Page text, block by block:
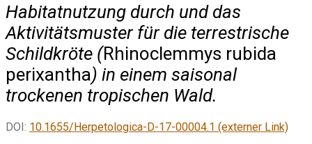
Habitatnutzung durch und das
Aktivitätsmuster für die terrestrische
Schildkröte (Rhinoclemmys rubida
perixantha) in einem saisonal
trockenen tropischen Wald.
DOI: 10.1655/Herpetologica-D-17-00004.1 (externer Link)